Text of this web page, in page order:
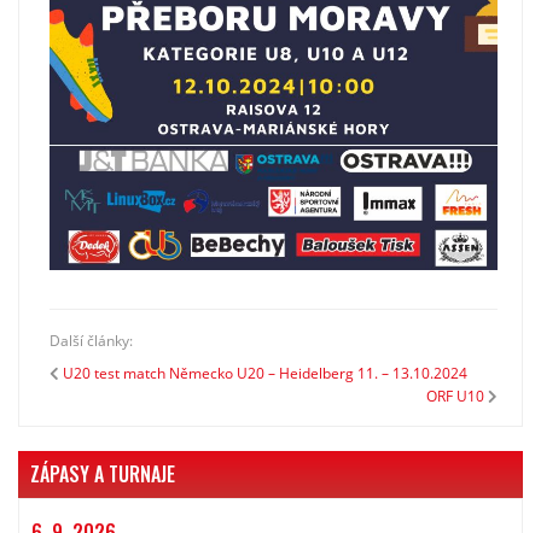
Další články:
U20 test match Německo U20 – Heidelberg 11. – 13.10.2024
ORF U10
ZÁPASY A TURNAJE